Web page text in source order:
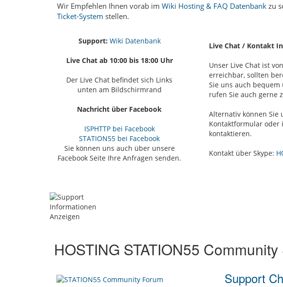
Wir Empfehlen Ihnen vorab im Wiki Hosting & FAQ Datenbank zu
Ticket-System stellen.
Support: Wiki Datenbank
Live Chat ab 10:00 bis 18:00 Uhr
Der Live Chat befindet sich Links
unten am Bildschirmrand
Nachricht über Facebook
ISPHTTP bei Facebook
STATION55 bei Facebook
Sie können uns auch über unsere
Facebook Seite Ihre Anfragen senden.
Live Chat / Kontakt
Unser Live Chat ist
erreichbar, sollten
Sie uns auch
rufen Sie auch gerne
Alternativ können Sie
Kontaktformular oder
kontaktieren.
Kontakt über Skype:
HOSTING STATION55
Support